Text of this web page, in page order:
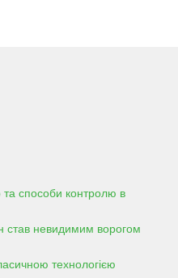
та способи контролю в
став невидимим ворогом
технологією